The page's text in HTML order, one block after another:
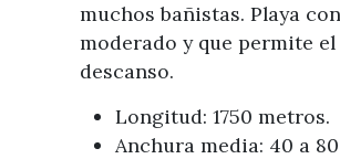
muchos bañistas. Playa
moderado y que permite
descanso.
Longitud: 1750 metros.
Anchura media: 40 a 80